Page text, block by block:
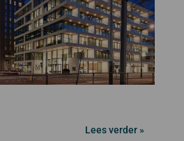
Lees verder »